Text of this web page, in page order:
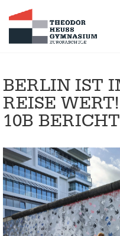
BERLIN IST
REISE
10B